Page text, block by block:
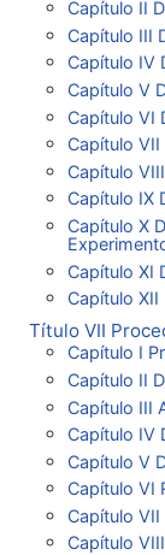
Capítulo II
Capítulo III
Capítulo IV
Capítulo V
Capítulo VI
Capítulo VII
Capítulo
Capítulo IX
Capítulo X
Capítulo XI
Capítulo
Título VII
Capítulo I
Capítulo II
Capítulo III
Capítulo IV
Capítulo V
Capítulo VI
Capítulo
Capítulo